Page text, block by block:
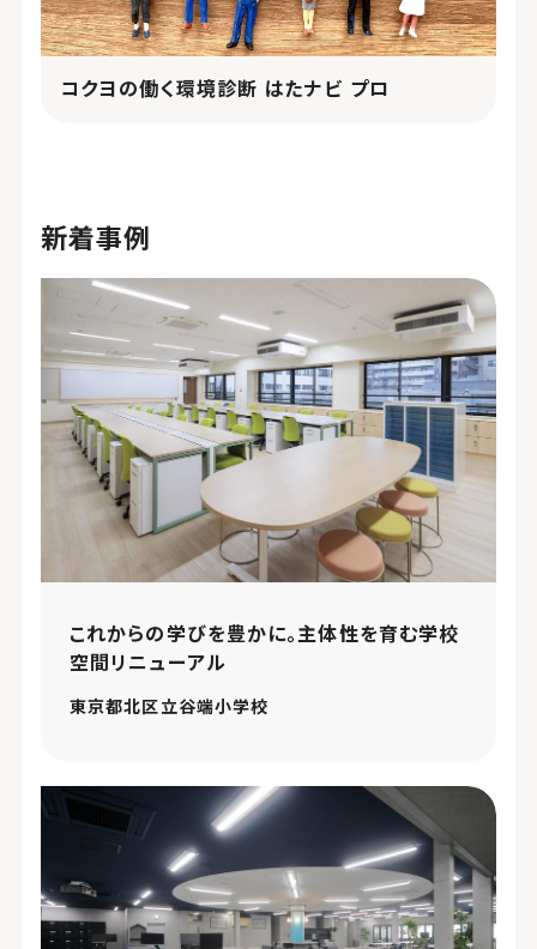
コクヨの働く環境診断 はたナビ プロ
新着事例
これからの学びを豊かに。主体性を育む学校
空間リニューアル
東京都北区立谷端小学校